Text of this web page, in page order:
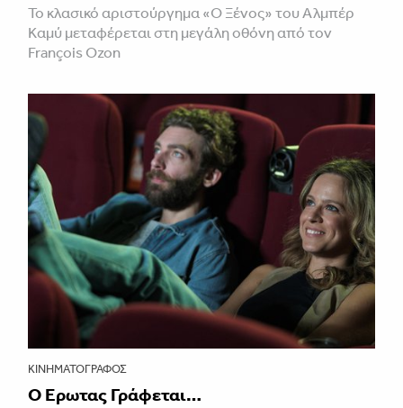
Το κλασικό αριστούργημα «Ο Ξένος» του Αλμπέρ
Καμύ μεταφέρεται στη μεγάλη οθόνη από τον
François Ozon
ΚΙΝΗΜΑΤΟΓΡΆΦΟΣ
Ο Έρωτας Γράφεται…